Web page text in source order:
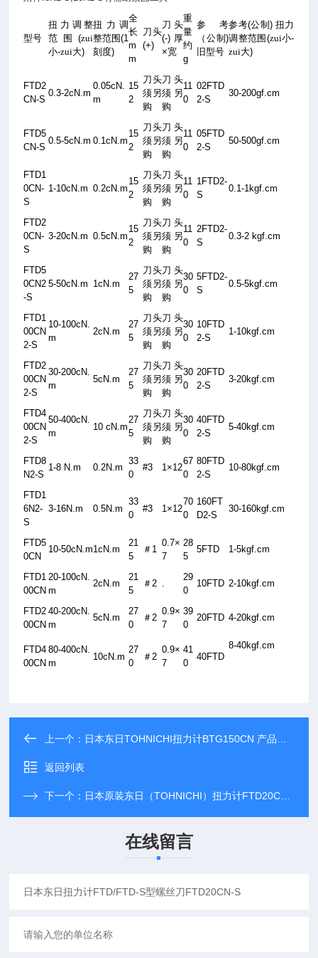
型号
扭力调整
范围(zui
小-zui大)
扭力调
整范围(1
刻度)
全
长
m
m
刀头
(+)
刀头
(-) 厚
×宽
重
量
约
g
参考
（公制)
旧型号
参考(公制 )扭力
调整范围 (zui小-
zui大)
FTD2
CN-S
0.3-2cN.m
0.05cN.
m
15
2
刀头
须另
购
刀头
须另
购
11
0
02FTD
2-S
30-200gf.cm
FTD5
CN-S
0.5-5cN.m 0.1cN.m
15
2
刀头
须另
购
刀头
须另
购
11
0
05FTD
2-S
50-500gf.cm
FTD1
0CN-
S
1-10cN.m 0.2cN.m
15
2
刀头
须另
购
刀头
须另
购
11
0
1FTD2-
S
0.1-1kgf.cm
FTD2
0CN-
S
3-20cN.m 0.5cN.m
15
2
刀头
须另
购
刀头
须另
购
11
0
2FTD2-
S
0.3-2 kgf.cm
FTD5
0CN2
-S
5-50cN.m 1cN.m
27
5
刀头
须另
购
刀头
须另
购
30
0
5FTD2-
S
0.5-5kgf.cm
FTD1
00CN
2-S
10-100cN.
m
2cN.m
27
5
刀头
须另
购
刀头
须另
购
30
0
10FTD
2-S
1-10kgf.cm
FTD2
00CN
2-S
30-200cN.
m
5cN.m
27
5
刀头
须另
购
刀头
须另
购
30
0
20FTD
2-S
3-20kgf.cm
FTD4
00CN
2-S
50-400cN.
m
10 cN.m
27
5
刀头
须另
购
刀头
须另
购
30
0
40FTD
2-S
5-40kgf.cm
FTD8
N2-S
1-8 N.m 0.2N.m
33
0
#3 1×12
67
0
80FTD
2-S
10-80kgf.cm
FTD1
6N2-
S
3-16N.m 0.5N.m
33
0
#3 1×12
70
0
160FT
D2-S
30-160kgf.cm
FTD5
0CN
10-50cN.m1cN.m
21
5
＃ 1
0.7×
7
28
5
5FTD 1-5kgf.cm
FTD1
00CN
20-100cN.
m
2cN.m
21
5
＃2 .
29
0
10FTD 2-10kgf.cm
FTD2
00CN
40-200cN.
m
5cN.m
27
0
＃2
0.9×
7
39
0
20FTD 4-20kgf.cm
FTD4
00CN
80-400cN.
m
10cN.m
27
0
＃2
0.9×
7
41
0
40FTD
8-40kgf.cm
上一个： 日本东日TOHNICHI扭力计BTG150CN 产品介绍
返回列表
下一个： 日本原装东日（TOHNICHI）扭力计FTD20CN-S
在线留言